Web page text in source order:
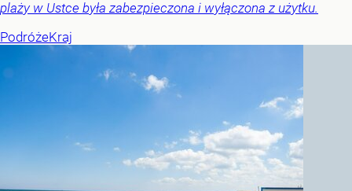
plaży w Ustce była zabezpieczona i wyłączona z użytku.
PodróżeKraj